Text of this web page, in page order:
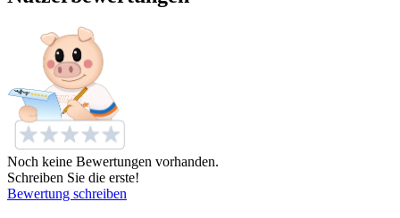
Noch keine Bewertungen vorhanden.
Schreiben Sie die erste!
Bewertung schreiben